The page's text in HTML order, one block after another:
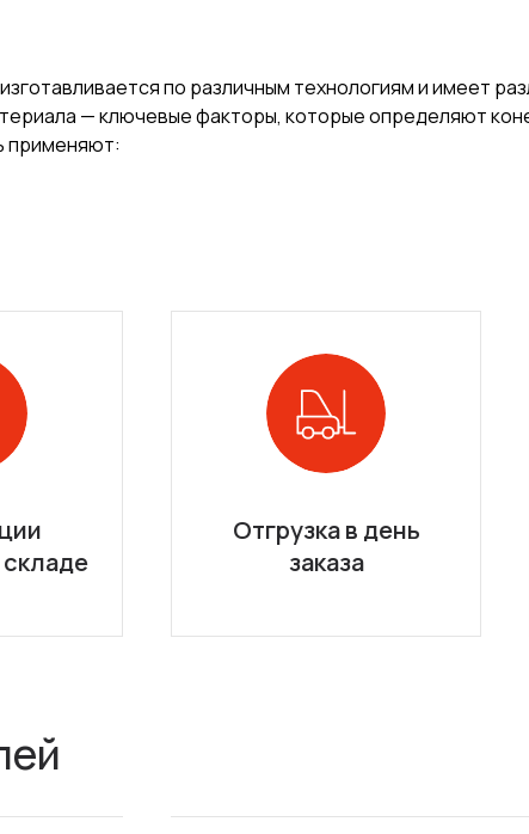
по различным технологиям и имеет
— ключевые факторы, которые определяют
применяют:
Отгрузка в день
заказа